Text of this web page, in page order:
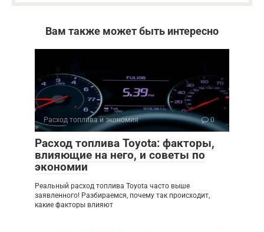
Вам также может быть интересно
Расход топлива и экономия 0
Расход топлива Toyota: факторы,
влияющие на него, и советы по
экономии
Реальный расход топлива Toyota часто выше
заявленного! Разбираемся, почему так происходит,
какие факторы влияют